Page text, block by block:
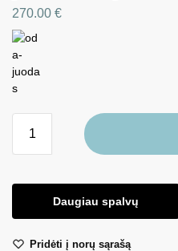
270.00 €
Daugiau spalvų
Pridėti į norų sąrašą